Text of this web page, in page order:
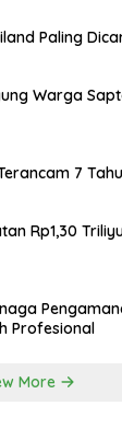
Paling
Warga
7
Rp1,30
Profesional
More